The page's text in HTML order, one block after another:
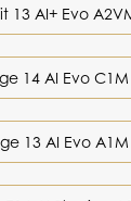
13 AI+ Evo
14 AI Evo C1M
13 AI Evo A1M